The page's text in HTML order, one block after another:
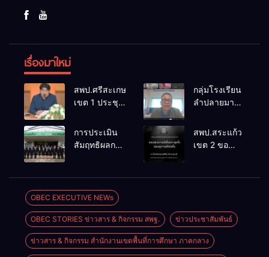
เรื่องมาใหม่
สพป.ศรีสะเกษ
เขต 1 ประชุม
จัดการ
แข่งขันงาน
ศิลปหัตถกรรม
74 ปีการ
ศึกษา 2569
กลุ่มโรงเรียน
ลำปลายมาศ
เคลื่อน RT,
NT, O-NET
การประเมิน
สัมฤทธิผลการ
ศึกษา
ตำแหน่ง รอง
ผู้อำนวยการ
สถานศึกษา
สพป.สระแก้ว
เขต 2 ขอ
OBEC EXECUTIVE NEWs
OBEC STORIES ข่าวสาร & กิจกรรม สพฐ. ข่าวประชาสัมพันธ์
ข่าวสาร & กิจกรรม สำนักงานเขตพื้นที่การศึกษา ภาคกลาง